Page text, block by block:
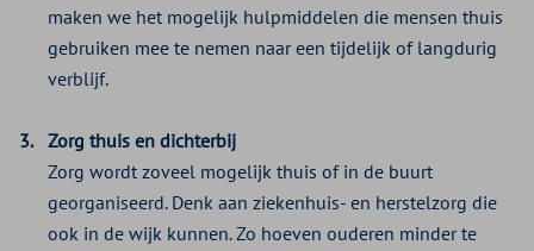
maken we het mogelijk hulpmiddelen die mensen thuis
gebruiken mee te nemen naar een tijdelijk of langdurig
verblijf.
Zorg thuis en dichterbij
Zorg wordt zoveel mogelijk thuis of in de buurt
georganiseerd. Denk aan ziekenhuis- en herstelzorg die
ook in de wijk kunnen. Zo hoeven ouderen minder te